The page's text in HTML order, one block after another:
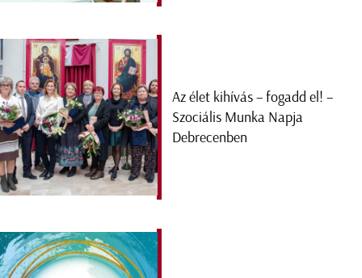
Az élet kihívás – fogadd el! –
Szociális Munka Napja
Debrecenben